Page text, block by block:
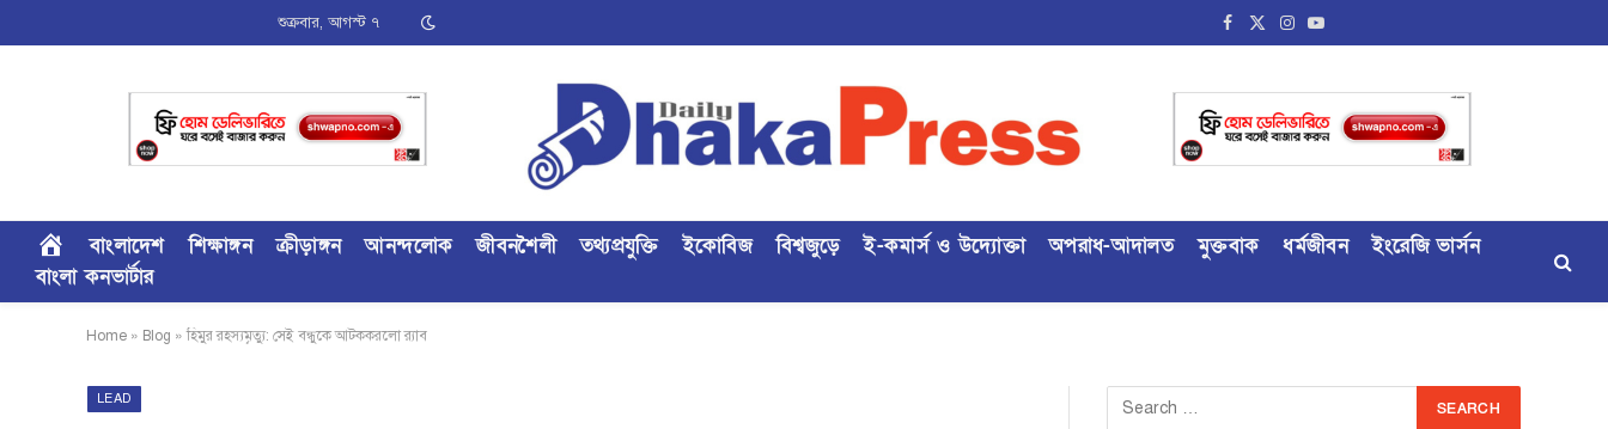
শুক্রবার, আগস্ট ৭
Facebook
X
Instagram
YouTube
বাংলাদেশ শিক্ষাঙ্গন ক্রীড়াঙ্গন আনন্দলোক জীবনশৈলী তথ্যপ্রযুক্তি ইকোবিজ বিশ্বজুড়ে ই-কমার্স ও উদ্যোক্তা অপরাধ-আদালত মুক্তবাক ধর্মজীবন
ইংরেজি ভার্সন
বাংলা কনভার্টার
Home » Blog »হিমুর রহস্যমৃত্যু: সেই বন্ধুকে আটককরলো র‍্যাব
LEAD